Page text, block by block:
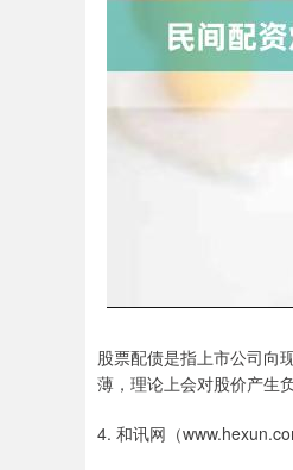
股票配债是指上市公司向
薄，理论上会对股价产生
4. 和讯网（